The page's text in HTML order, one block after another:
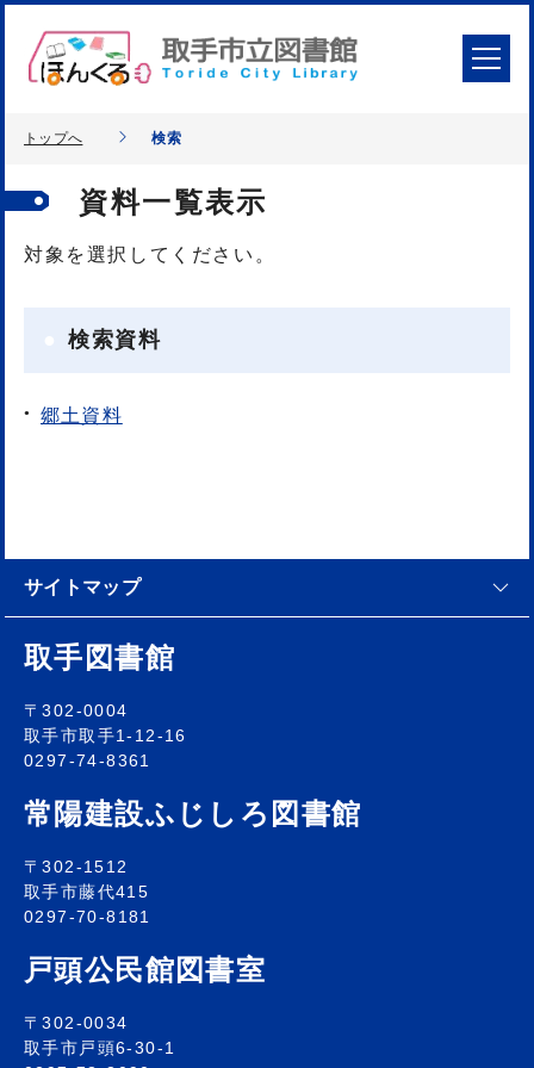
トップへ 検索
資料一覧表示
対象を選択してください。
検索資料
郷土資料
サイトマップ
取手図書館
〒302-0004
取手市取手1-12-16
0297-74-8361
常陽建設ふじしろ図書館
〒302-1512
取手市藤代415
0297-70-8181
戸頭公民館図書室
〒302-0034
取手市戸頭6-30-1